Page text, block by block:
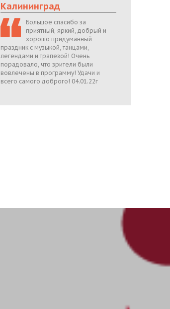
Калининград
Большое спасибо за
приятный, яркий, добрый и
хорошо придуманный
праздник с музыкой, танцами,
легендами и трапезой! Очень
порадовало, что зрители были
вовлечены в программу! Удачи и
всего самого доброго! 04.01.22г